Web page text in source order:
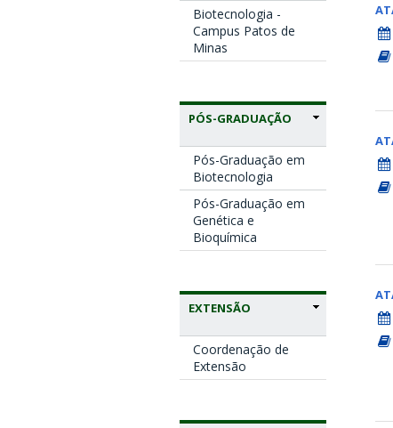
Biotecnologia -
Campus Patos de
Minas
PÓS-GRADUAÇÃO
Pós-Graduação em
Biotecnologia
Pós-Graduação em
Genética e
Bioquímica
EXTENSÃO
Coordenação de
Extensão